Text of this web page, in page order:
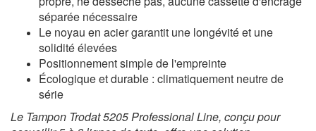
séparée nécessaire
Le noyau en acier garantit une longévité et une
solidité élevées
Positionnement simple de l'empreinte
Écologique et durable : climatiquement neutre de
série
Le Tampon Trodat 5205 Professional Line, conçu pour